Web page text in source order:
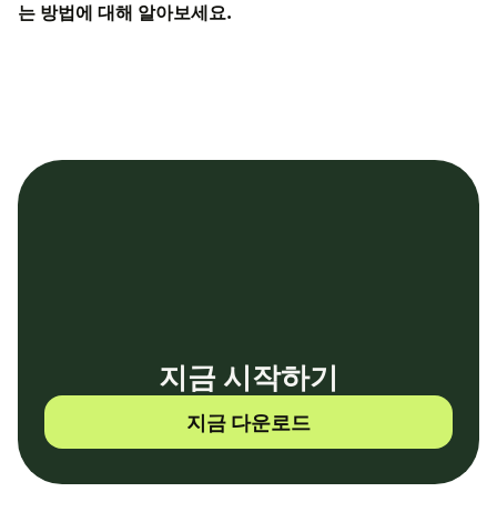
는 방법에 대해 알아보세요.
지금 시작하기
지금 다운로드